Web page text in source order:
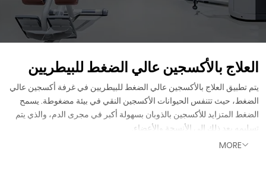
العلاج بالأكسجين عالي الضغط للبيطريين
يتم تطبيق العلاج بالأكسجين عالي الضغط للبيطريين في غرفة أكسجين عالي
الضغط، حيث تتنفس الحيوانات الأكسجين النقي في بيئة مضغوطة. يسمح
الضغط المتزايد للأكسجين بالذوبان بسهولة أكبر في مجرى الدم، والذي يتم
تسليمه بعد ذلك إلى الأنسجة والأعضاء.
MORE